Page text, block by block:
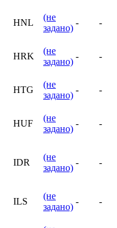
HNL
(не
задано)
- -
HRK
(не
задано)
- -
HTG
(не
задано)
- -
HUF
(не
задано)
- -
IDR
(не
задано)
- -
ILS
(не
задано)
- -